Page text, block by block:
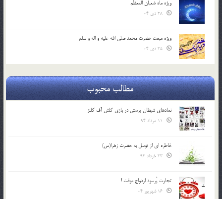
ویژه ماه شعبان المعظّم
ویژه مبعث حضرت محمد صلی الله علیه و اله و سلم
مطالب محبوب
نمادهای شیطان پرستی در بازی کلش آف کلنز
خاطره ای از توسل به حضرت زهرا(س)
تجارت پُرسود ازدواج موقت !